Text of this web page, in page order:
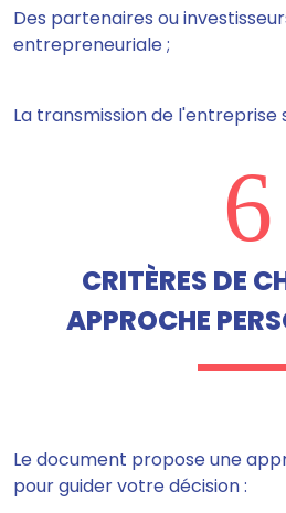
Des partenaires ou
entrepreneuriale ;
La transmission de l'entreprise
6
CRITÈRES DE
APPROCHE
Le document propose une
pour guider votre décision :